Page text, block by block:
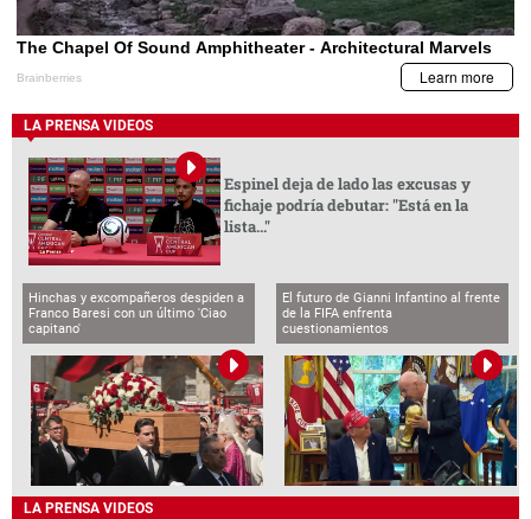
LA PRENSA VIDEOS
Espinel deja de lado las excusas y
fichaje podría debutar: "Está en la
lista..."
Hinchas y excompañeros despiden a
Franco Baresi con un último 'Ciao
capitano'
El futuro de Gianni Infantino al frente
de la FIFA enfrenta
cuestionamientos
LA PRENSA VIDEOS